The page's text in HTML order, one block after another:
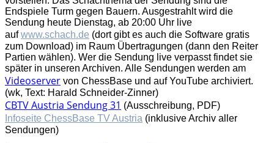
Endspiele Turm gegen Bauern. Ausgestrahlt wird die
Sendung heute Dienstag, ab 20:00 Uhr live
aufwww.schach.de (dort gibt es auch die Software gratis
zum Download) im Raum Übertragungen (dann den Reiter
Partien wählen). Wer die Sendung live verpasst findet sie
später in unseren Archiven. Alle Sendungen werden am
Videoserver von ChessBase und auf YouTube archiviert.
(wk, Text: Harald Schneider-Zinner)
CBTV Austria Sendung 31 (Ausschreibung, PDF)
Infoseite ChessBase TV Austria (inklusive Archiv aller
Sendungen)